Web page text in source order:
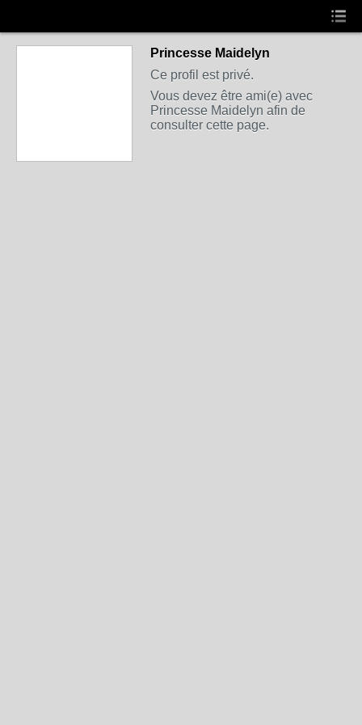
Princesse Maidelyn
Ce profil est privé.
Vous devez être ami(e) avec
Princesse Maidelyn afin de
consulter cette page.